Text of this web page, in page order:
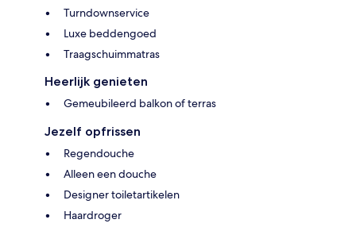
Turndownservice
Luxe beddengoed
Traagschuimmatras
Heerlijk genieten
Gemeubileerd balkon of terras
Jezelf opfrissen
Regendouche
Alleen een douche
Designer toiletartikelen
Haardroger